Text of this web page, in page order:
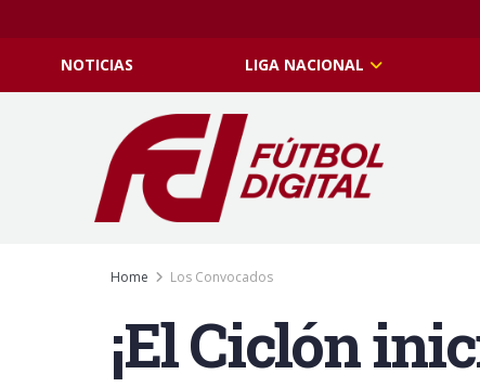
NOTICIAS LIGA NACIONAL
Home Los Convocados
¡El Ciclón